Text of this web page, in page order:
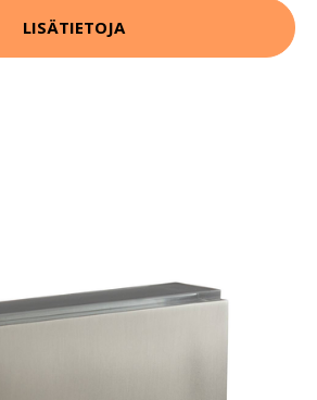
LISÄTIETOJA